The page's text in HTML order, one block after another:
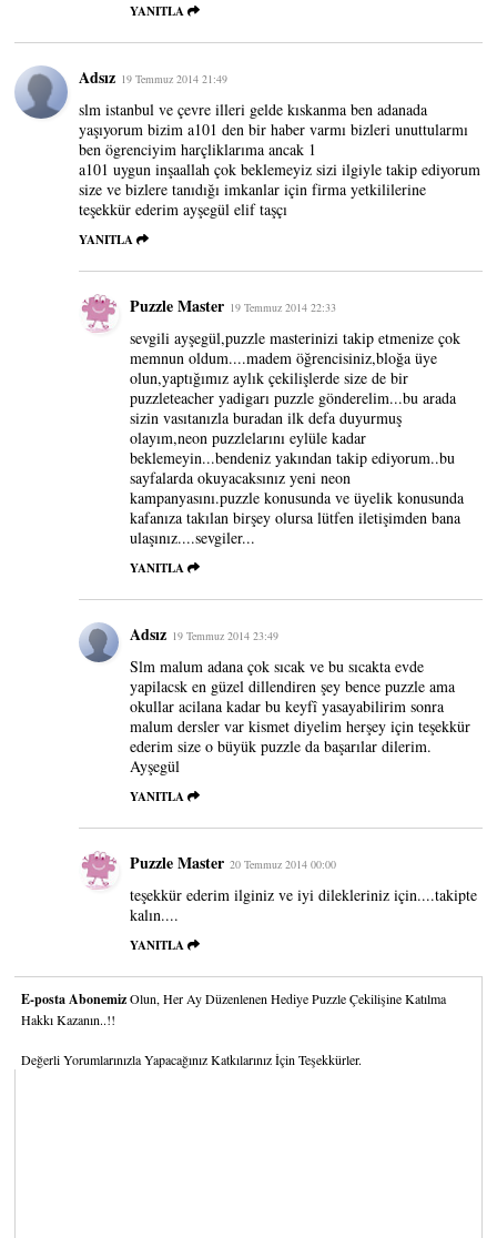
YANITLA
Adsız 19 Temmuz 2014 21:49
slm istanbul ve çevre illeri gelde kıskanma ben adanada
yaşıyorum bizim a101 den bir haber varmı bizleri unuttularmı
ben ögrenciyim harçliklarıma ancak 1
a101 uygun inşaallah çok beklemeyiz sizi ilgiyle takip ediyorum
size ve bizlere tanıdığı imkanlar için firma yetkililerine
teşekkür ederim ayşegül elif taşçı
YANITLA
Puzzle Master 19 Temmuz 2014 22:33
sevgili ayşegül,puzzle masterinizi takip etmenize çok
memnun oldum....madem öğrencisiniz,bloğa üye
olun,yaptığımız aylık çekilişlerde size de bir
puzzleteacher yadigarı puzzle gönderelim...bu arada
sizin vasıtanızla buradan ilk defa duyurmuş
olayım,neon puzzlelarını eylüle kadar
beklemeyin...bendeniz yakından takip ediyorum..bu
sayfalarda okuyacaksınız yeni neon
kampanyasını.puzzle konusunda ve üyelik konusunda
kafanıza takılan birşey olursa lütfen iletişimden bana
ulaşınız....sevgiler...
YANITLA
Adsız 19 Temmuz 2014 23:49
Slm malum adana çok sıcak ve bu sıcakta evde
yapilacsk en güzel dillendiren şey bence puzzle ama
okullar acilana kadar bu keyfî yasayabilirim sonra
malum dersler var kismet diyelim herşey için teşekkür
ederim size o büyük puzzle da başarılar dilerim.
Ayşegül
YANITLA
Puzzle Master 20 Temmuz 2014 00:00
teşekkür ederim ilginiz ve iyi dilekleriniz için....takipte
kalın....
YANITLA
E-posta AbonemizOlun, Her Ay Düzenlenen Hediye Puzzle Çekilişine Katılma
Hakkı Kazanın..!!
Değerli Yorumlarınızla Yapacağınız Katkılarınız İçin Teşekkürler.